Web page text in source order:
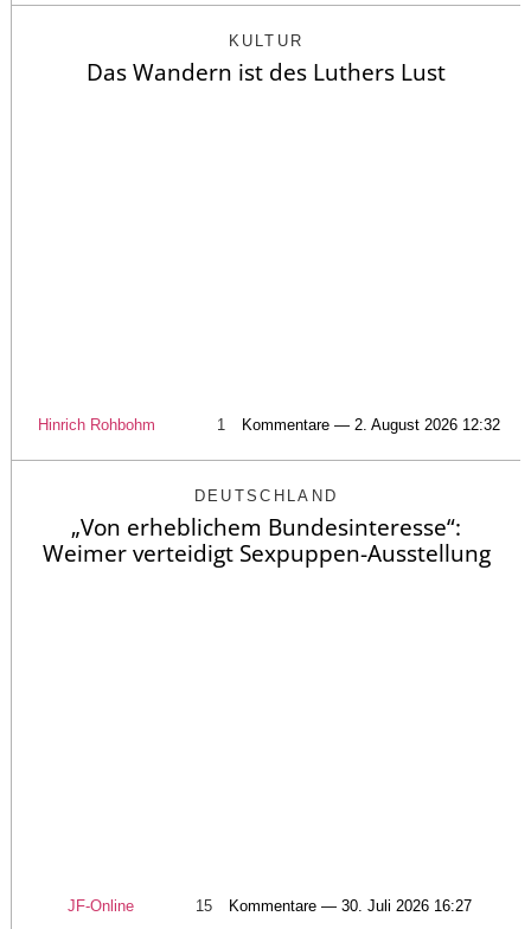
KULTUR
Das Wandern ist des Luthers Lust
Hinrich Rohbohm 1 Kommentare — 2. August 2026 12:32
DEUTSCHLAND
„Von erheblichem Bundesinteresse“:
Weimer verteidigt Sexpuppen-Ausstellung
JF-Online 15 Kommentare — 30. Juli 2026 16:27